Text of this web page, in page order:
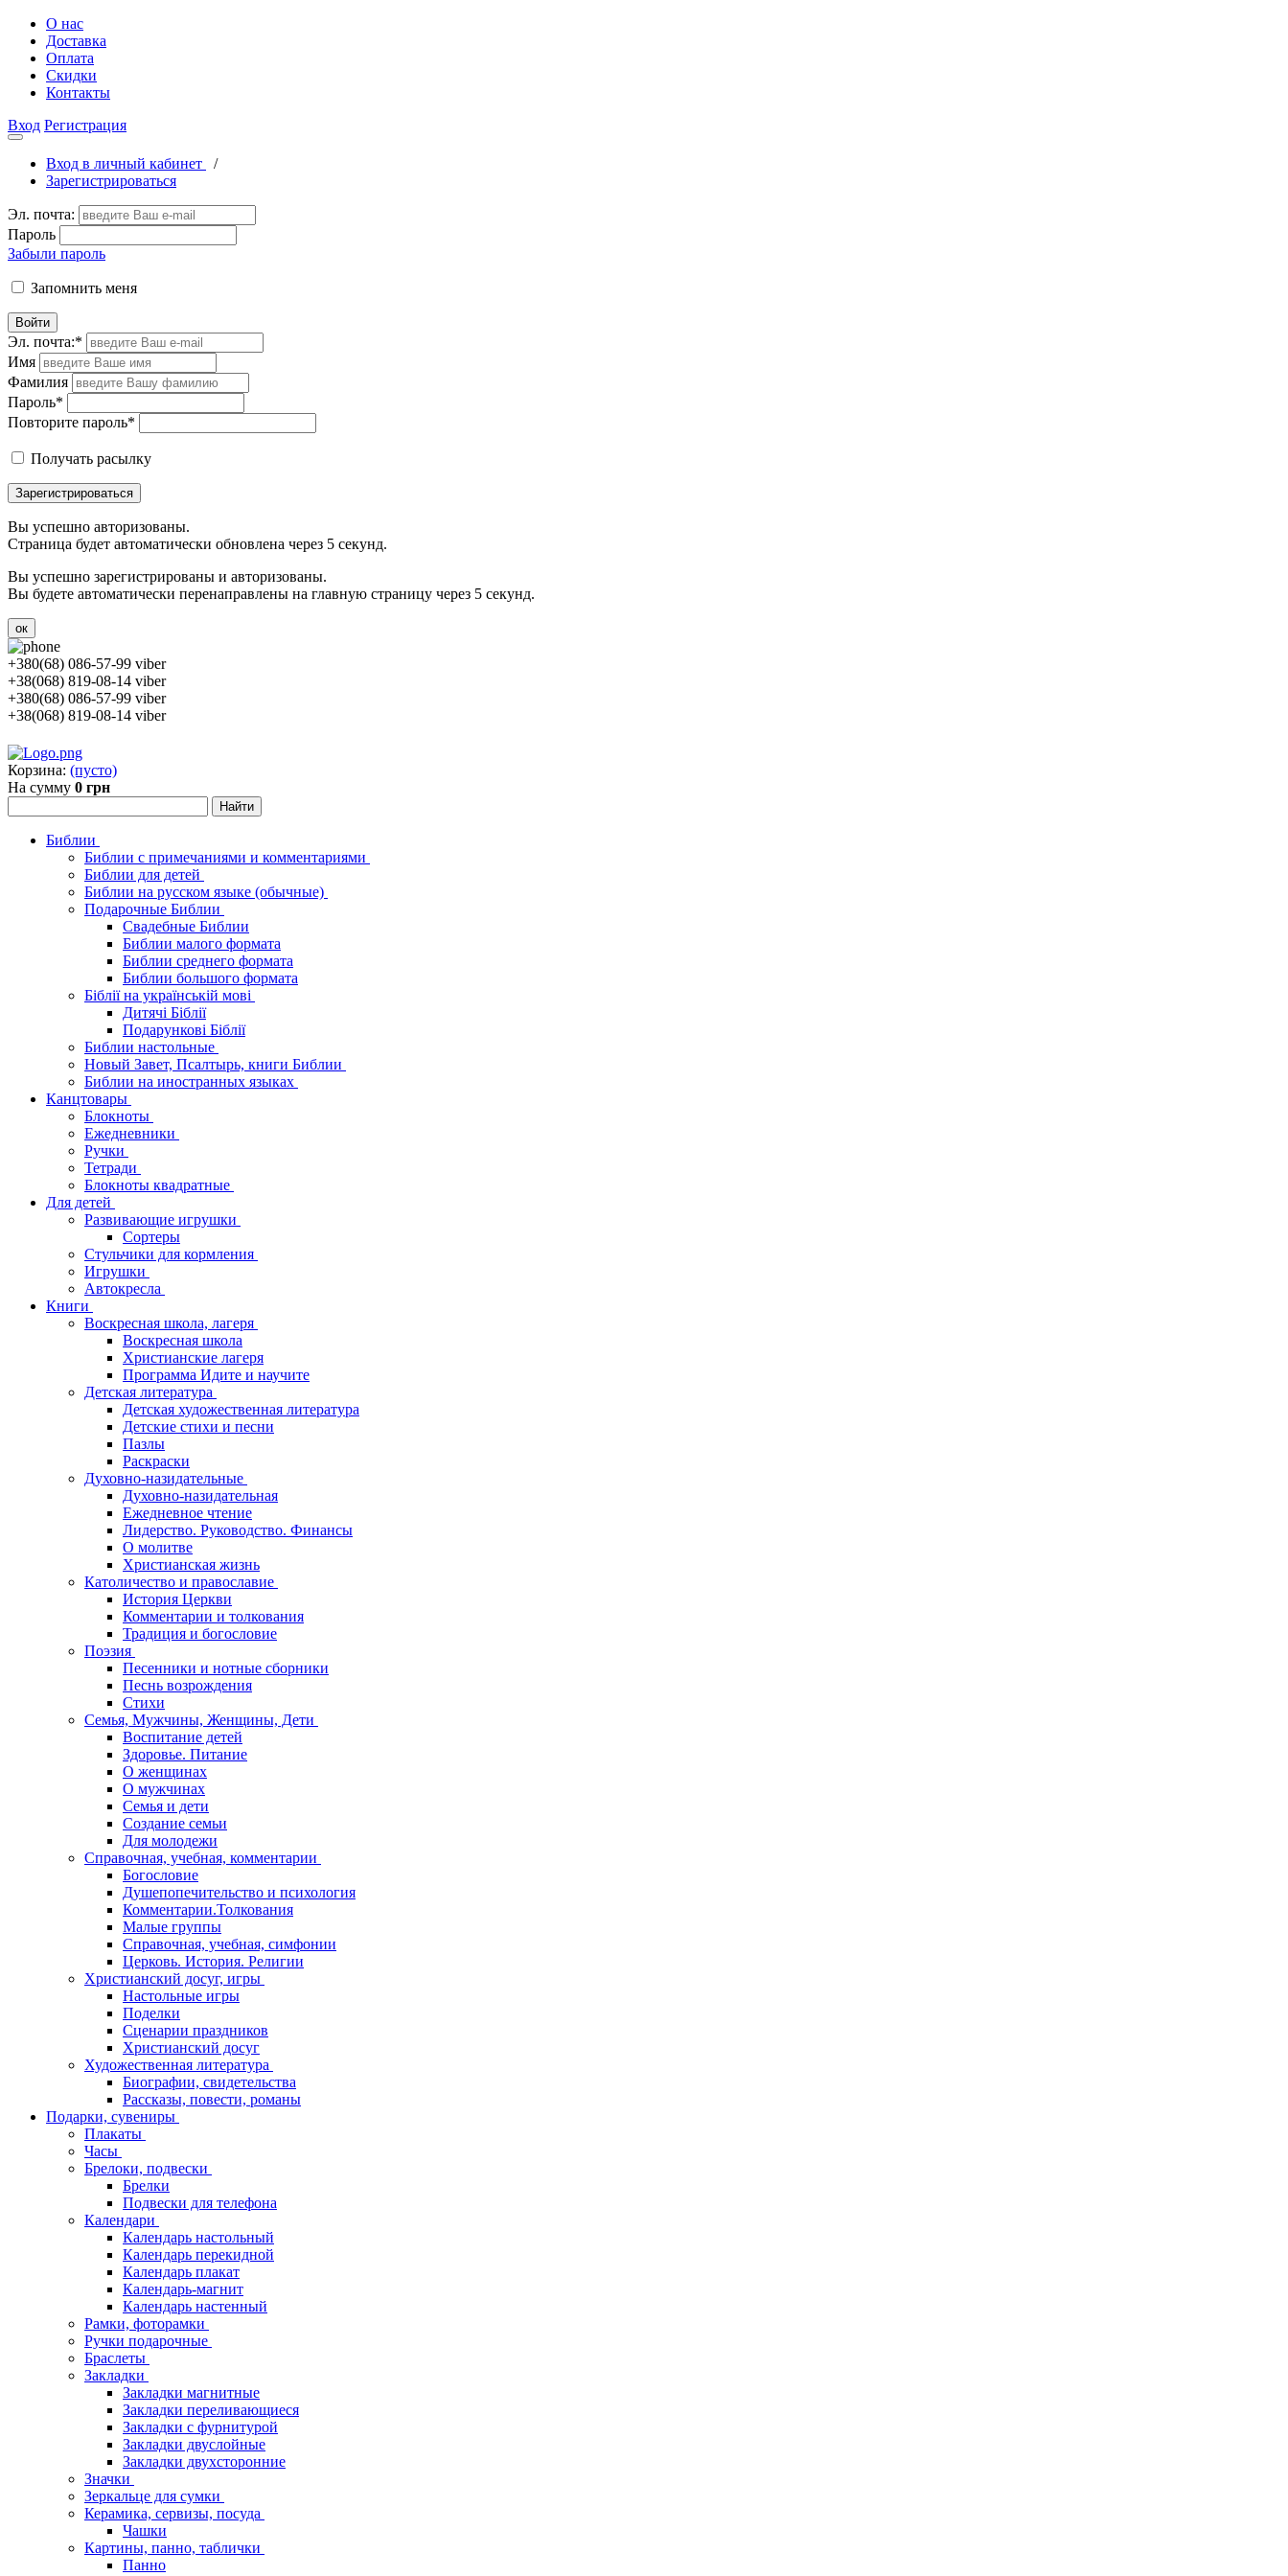
О нас
Доставка
Оплата
Скидки
Контакты
Вход Регистрация
Вход в личный кабинет
/
Зарегистрироваться
Эл. почта:
Пароль
Забыли пароль
Запомнить меня
Войти
Эл. почта:*
Имя
Фамилия
Пароль*
Повторите пароль*
Получать расылку
Зарегистрироваться
Вы успешно авторизованы.
Страница будет автоматически обновлена через 5 секунд.
Вы успешно зарегистрированы и авторизованы.
Вы будете автоматически перенаправлены на главную страницу через 5 секунд.
ок
+380(68) 086-57-99 viber
+38(068) 819-08-14 viber
+380(68) 086-57-99 viber
+38(068) 819-08-14 viber
Корзина: (пусто)
На сумму 0 грн
Библии
Библии с примечаниями и комментариями
Библии для детей
Библии на русском языке (обычные)
Подарочные Библии
Свадебные Библии
Библии малого формата
Библии среднего формата
Библии большого формата
Біблії на українській мові
Дитячі Біблії
Подарункові Біблії
Библии настольные
Новый Завет, Псалтырь, книги Библии
Библии на иностранных языках
Канцтовары
Блокноты
Ежедневники
Ручки
Тетради
Блокноты квадратные
Для детей
Развивающие игрушки
Сортеры
Стульчики для кормления
Игрушки
Автокресла
Книги
Воскресная школа, лагеря
Воскресная школа
Христианские лагеря
Программа Идите и научите
Детская литература
Детская художественная литература
Детские стихи и песни
Пазлы
Раскраски
Духовно-назидательные
Духовно-назидательная
Ежедневное чтение
Лидерство. Руководство. Финансы
О молитве
Христианская жизнь
Католичество и православие
История Церкви
Комментарии и толкования
Традиция и богословие
Поэзия
Песенники и нотные сборники
Песнь возрождения
Стихи
Семья, Мужчины, Женщины, Дети
Воспитание детей
Здоровье. Питание
О женщинах
О мужчинах
Семья и дети
Создание семьи
Для молодежи
Справочная, учебная, комментарии
Богословие
Душепопечительство и психология
Комментарии.Толкования
Малые группы
Справочная, учебная, симфонии
Церковь. История. Религии
Христианский досуг, игры
Настольные игры
Поделки
Сценарии праздников
Христианский досуг
Художественная литература
Биографии, свидетельства
Рассказы, повести, романы
Подарки, сувениры
Плакаты
Часы
Брелоки, подвески
Брелки
Подвески для телефона
Календари
Календарь настольный
Календарь перекидной
Календарь плакат
Календарь-магнит
Календарь настенный
Рамки, фоторамки
Ручки подарочные
Браслеты
Закладки
Закладки магнитные
Закладки переливающиеся
Закладки с фурнитурой
Закладки двуслойные
Закладки двухсторонние
Значки
Зеркальце для сумки
Керамика, сервизы, посуда
Чашки
Картины, панно, таблички
Панно